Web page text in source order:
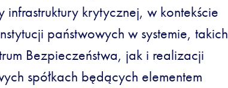
infrastruktury krytycznej, w kontekście
państwowych w systemie, takich
Bezpieczeństwa, jak i realizacji
spółkach będących elementem